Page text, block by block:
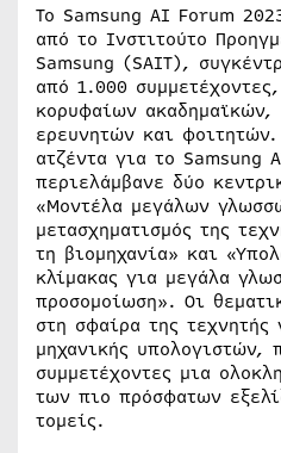
Το Samsung AI Forum
από το Ινστιτούτο
Samsung (SAIT),
από 1.000
κορυφαίων
ερευνητών και
ατζέντα για το Samsung
περιελάμβανε δύο
«Μοντέλα μεγάλων
μετασχηματισμός της
τη βιομηχανία» και
κλίμακας για μεγάλα
προσομοίωση». Οι
στη σφαίρα της τεχνητής
μηχανικής υπολογιστών,
συμμετέχοντες μια
των πιο πρόσφατων
τομείς.